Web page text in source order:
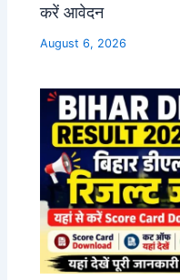
करें आवेदन
August 6, 2026